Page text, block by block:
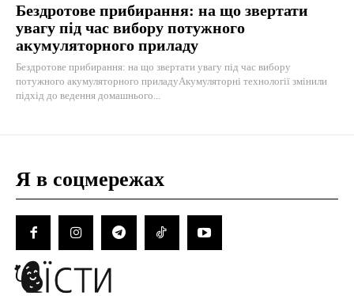
Бездротове прибирання: на що звертати
увагу під час вибору потужного
акумуляторного приладу
Бездротове прибирання: на що звертати увагу під час вибору
потужного акумуляторного приладуАкумуляторні технології змінили
підхід до ведення домашнього...
Я в соцмережах